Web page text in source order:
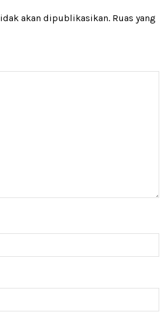
akan dipublikasikan. Ruas yang